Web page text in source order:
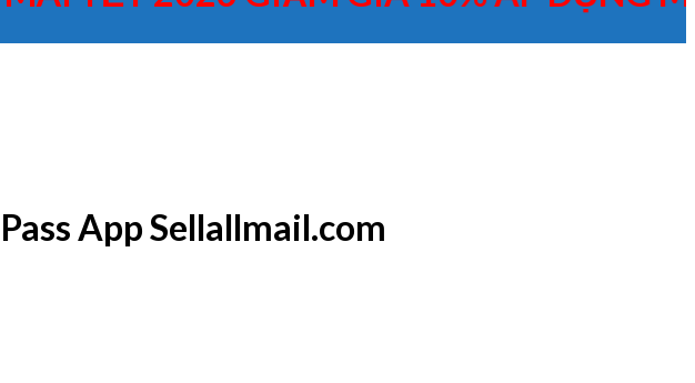
App Sellallmail.com